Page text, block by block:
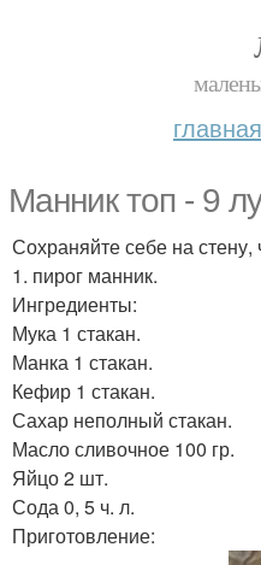
главная
Манник топ - 9
Сохраняйте себе на стену,
1. пирог манник.
Ингредиенты:
Мука 1 стакан.
Манка 1 стакан.
Кефир 1 стакан.
Сахар неполный стакан.
Масло сливочное 100 гр.
Яйцо 2 шт.
Сода 0, 5 ч. л.
Приготовление: